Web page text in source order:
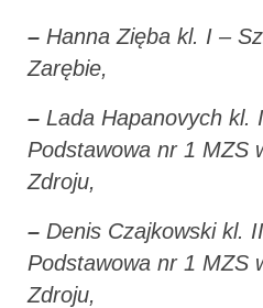
– Hanna Zięba kl. I –
Zarębie,
– Lada Hapanovych kl.
Podstawowa nr 1 MZS
Zdroju,
– Denis Czajkowski kl.
Podstawowa nr 1 MZS
Zdroju,